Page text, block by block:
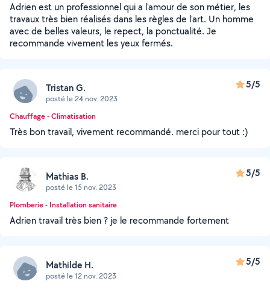
Adrien est un professionnel qui a l'amour de son métier, les
travaux très bien réalisés dans les règles de l'art. Un homme
avec de belles valeurs, le repect, la ponctualité. Je
recommande vivement les yeux fermés.
Tristan G.
posté le 24 nov. 2023
5/5
Chauffage - Climatisation
Très bon travail, vivement recommandé. merci pour tout :)
Mathias B.
posté le 15 nov. 2023
5/5
Plomberie - Installation sanitaire
Adrien travail très bien ? je le recommande fortement
Mathilde H.
posté le 12 nov. 2023
5/5